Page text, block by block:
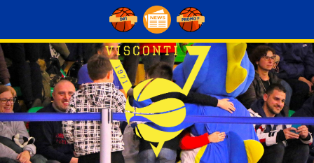
content